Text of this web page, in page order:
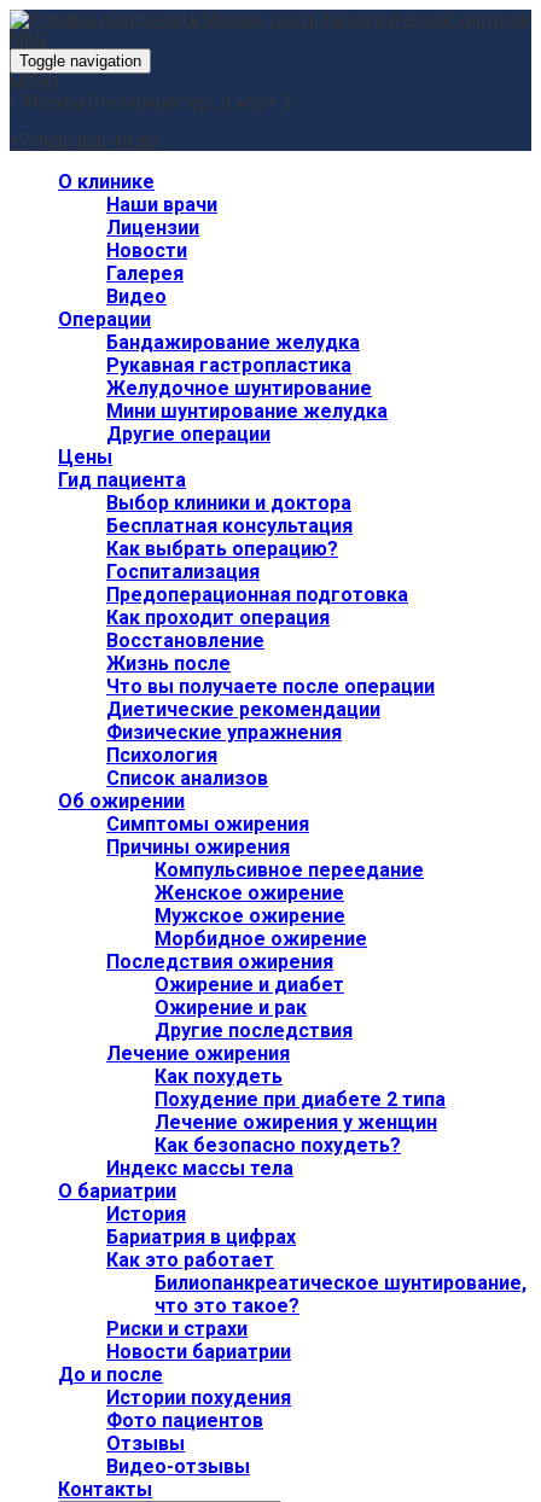
Toggle navigation
МЕНЮ
г. Москва Столярный пер., 3, корп. 2
+7 (926) 656-49-80
О клинике
Наши врачи
Лицензии
Новости
Галерея
Видео
Операции
Бандажирование желудка
Рукавная гастропластика
Желудочное шунтирование
Мини шунтирование желудка
Другие операции
Цены
Гид пациента
Выбор клиники и доктора
Бесплатная консультация
Как выбрать операцию?
Госпитализация
Предоперационная подготовка
Как проходит операция
Восстановление
Жизнь после
Что вы получаете после операции
Диетические рекомендации
Физические упражнения
Психология
Список анализов
Об ожирении
Симптомы ожирения
Причины ожирения
Компульсивное переедание
Женское ожирение
Мужское ожирение
Морбидное ожирение
Последствия ожирения
Ожирение и диабет
Ожирение и рак
Другие последствия
Лечение ожирения
Как похудеть
Похудение при диабете 2 типа
Лечение ожирения у женщин
Как безопасно похудеть?
Индекс массы тела
О бариатрии
История
Бариатрия в цифрах
Как это работает
Билиопанкреатическое шунтирование,
что это такое?
Риски и страхи
Новости бариатрии
До и после
Истории похудения
Фото пациентов
Отзывы
Видео-отзывы
Контакты